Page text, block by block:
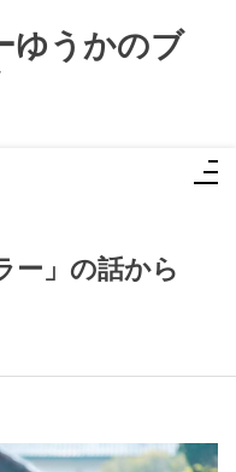
ゆうかのブ
ー」の話から